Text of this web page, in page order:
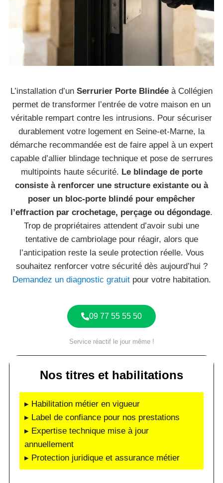
L’installation d’un Serrurier Porte Blindée à Collégien
permet de transformer l’entrée de votre maison en un
véritable rempart contre les intrusions. Pour sécuriser
durablement votre logement en Seine-et-Marne, la
démarche recommandée est de faire appel à un expert
capable d’allier blindage technique et pose de serrures
multipoints haute sécurité. Le blindage de porte
consiste à renforcer une structure existante ou à
poser un bloc-porte blindé pour empêcher
l’effraction par crochetage, perçage ou dégondage.
Trop de propriétaires attendent d’avoir subi une
tentative de cambriolage pour réagir, alors que
l’anticipation reste la seule protection réelle. Vous
souhaitez renforcer votre sécurité dès aujourd’hui ?
Demandez un diagnostic gratuitpour votre habitation.
09 77 55 55 50
Service réactif le jour même !
Nos titres et habilitations
▸ Habilitation métier en vigueur
▸ Label de confiance pour nos prestations
▸ Expertise technique mise à jour
annuellement
▸ Protection juridique et assurance métier